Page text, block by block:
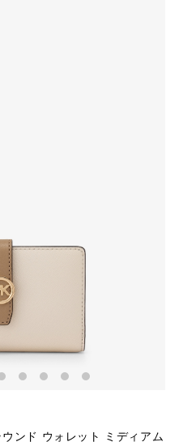
ンド ウォレット ミディアム